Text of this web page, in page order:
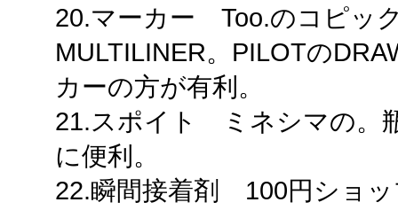
20.マーカー Too.のコピッ
MULTILINER。PILOTの
カーの方が有利。
21.スポイト ミネシマの。
に便利。
22.瞬間接着剤 100円ショ